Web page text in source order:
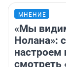
МНЕНИЕ
«Мы
Нолана»:
настроем
смотреть